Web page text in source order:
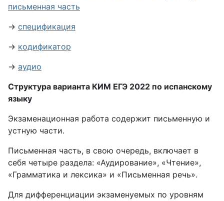
письменная часть
→ спецификация
→ кодификатор
→ аудио
Структура варианта КИМ ЕГЭ 2022 по испанскому
языку
Экзаменационная работа содержит письменную и
устную части.
Письменная часть, в свою очередь, включает в
себя четыре раздела: «Аудирование», «Чтение»,
«Грамматика и лексика» и «Письменная речь».
Для дифференциации экзаменуемых по уровням